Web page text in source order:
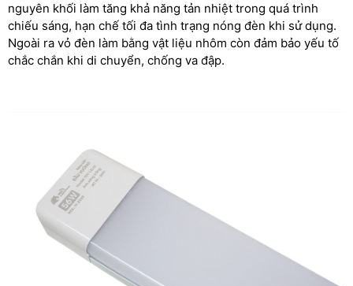
nguyên khối làm tăng khả năng tản nhiệt trong quá trình
chiếu sáng, hạn chế tối đa tình trạng nóng đèn khi sử dụng.
Ngoài ra vỏ đèn làm bằng vật liệu nhôm còn đảm bảo yếu tố
chắc chắn khi di chuyển, chống va đập.